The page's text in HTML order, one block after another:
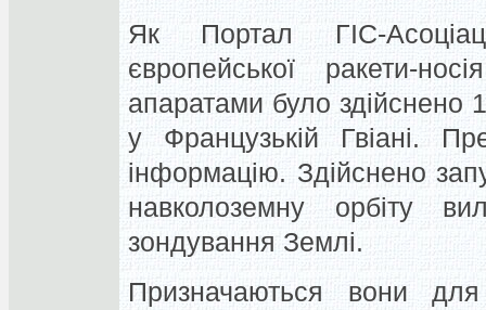
Як Портал ГІС-
європейської ракети-
апаратами було
у Французькій Гвіані.
інформацію. Здійснено
навколоземну орбіту
зондування Землі.
Призначаються вони